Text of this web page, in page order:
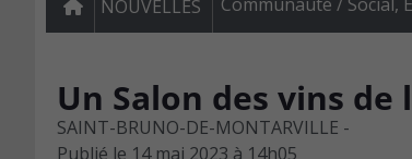
NOUVELLES
Un Salon des vins
SAINT-BRUNO-DE-MONTARVILLE -
Publié le 14 mai 2023 à 14h05